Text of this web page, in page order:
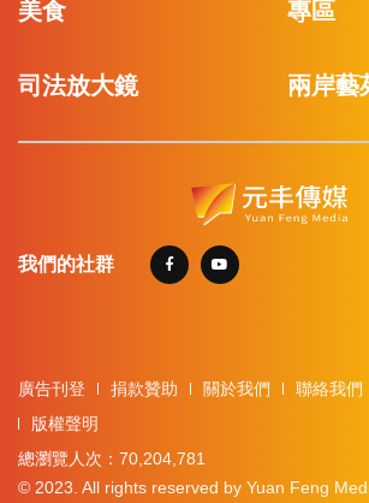
美食 專區
司法放大鏡 兩岸藝
我們的社群
廣告刊登 捐款贊助 關於我們 聯絡我們
版權聲明
總瀏覽人次：70,204,781
© 2023. All rights reserved by Yuan Feng